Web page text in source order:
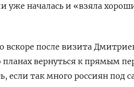
уже началась и «взяла
вскоре после визита
планах вернуться к прямым
если так много россиян